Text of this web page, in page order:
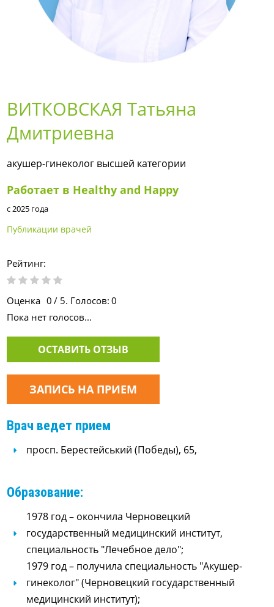
ВИТКОВСКАЯ Татьяна
Дмитриевна
акушер-гинеколог высшей категории
Работает в Healthy and Happy
с 2025 года
Публикации врачей
Рейтинг:
Оценка 0 / 5. Голосов: 0
Пока нет голосов...
ОСТАВИТЬ ОТЗЫВ
ЗАПИСЬ НА ПРИЕМ
Врач ведет прием
просп. Берестейський (Победы), 65,
Образование:
1978 год – окончила Черновецкий
государственный медицинский институт,
специальность "Лечебное дело";
1979 год – получила специальность "Акушер-
гинеколог" (Черновецкий государственный
медицинский институт);